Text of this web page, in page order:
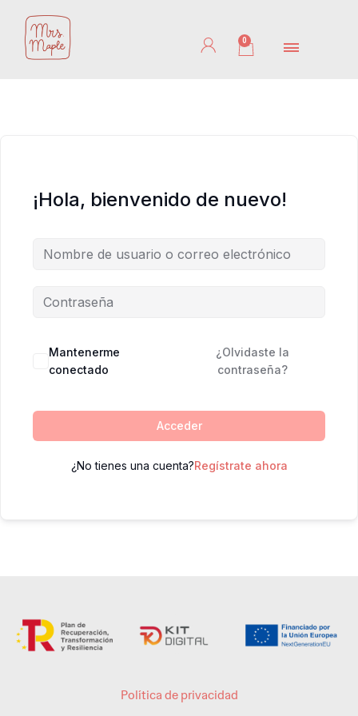
contenido
0
Cart
¡Hola, bienvenido de nuevo!
Mantenerme
conectado
¿Olvidaste la
contraseña?
Acceder
¿No tienes una cuenta?Regístrate ahora
Política de privacidad